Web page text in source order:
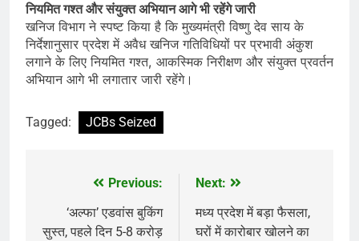
नियमित गश्त और संयुक्त अभियान आगे भी रहेंगे जारी
खनिज विभाग ने स्पष्ट किया है कि मुख्यमंत्री विष्णु देव साय के
निर्देशानुसार प्रदेश में अवैध खनिज गतिविधियों पर प्रभावी अंकुश
लगाने के लिए नियमित गश्त, आकस्मिक निरीक्षण और संयुक्त प्रवर्तन
अभियान आगे भी लगातार जारी रहेंगे।
Tagged: JCBs Seized
navigation
Previous:
‘अल्फा’ एडवांस बुकिंग
सुस्त, पहले दिन 5-8 करोड़
Next:
मध्य प्रदेश में बड़ा फैसला,
घरों में कारोबार खोलने का